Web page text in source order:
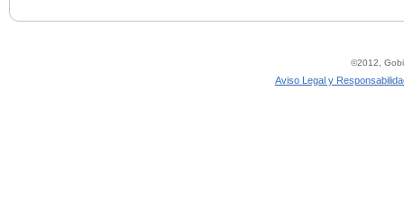
©2012,
Aviso Legal y